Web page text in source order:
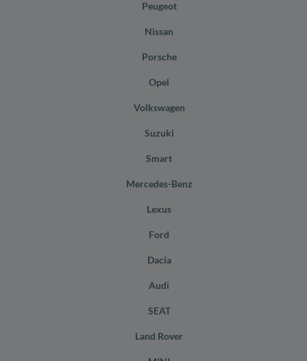
Peugeot
Nissan
Porsche
Opel
Volkswagen
Suzuki
Smart
Mercedes-Benz
Lexus
Ford
Dacia
Audi
SEAT
Land Rover